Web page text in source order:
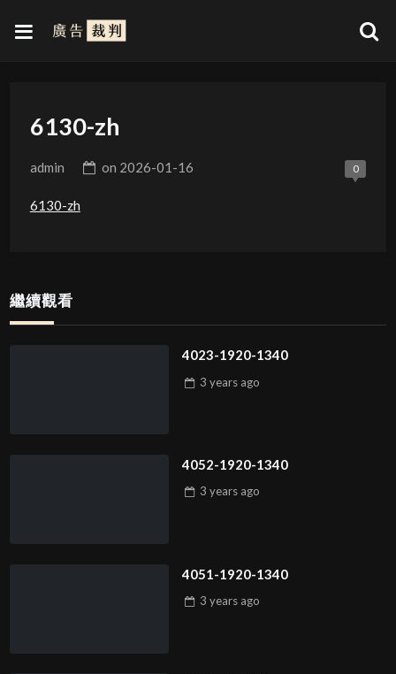
6130-zh
admin on 2026-01-16 0
6130-zh
繼續觀看
4023-1920-1340
3 years ago
4052-1920-1340
3 years ago
4051-1920-1340
3 years ago